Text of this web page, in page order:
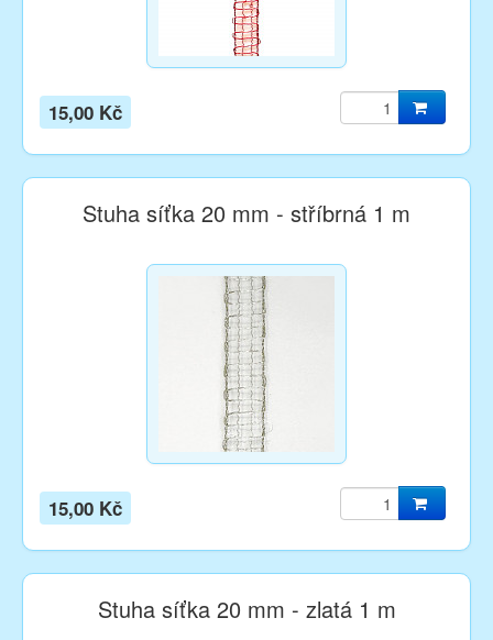
15,00 Kč
Stuha síťka 20 mm - stříbrná 1 m
15,00 Kč
Stuha síťka 20 mm - zlatá 1 m